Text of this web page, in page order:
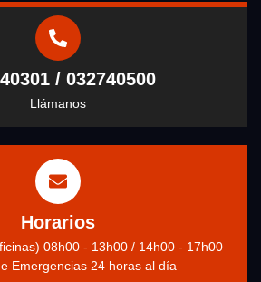
/ 032740500
Llámanos
Horarios
08h00 - 13h00 / 14h00 - 17h00
Emergencias 24 horas al día